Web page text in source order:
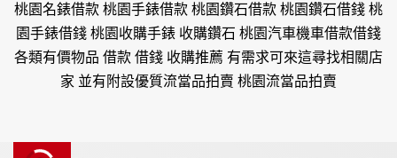
桃園名錶借款 桃園手錶借款 桃園鑽石借款 桃園鑽石借錢 桃
園手錶借錢 桃園收購手錶 收購鑽石 桃園汽車機車借款借錢
各類有價物品 借款 借錢 收購推薦 有需求可來這尋找相關店
家 並有附設優質流當品拍賣 桃園流當品拍賣